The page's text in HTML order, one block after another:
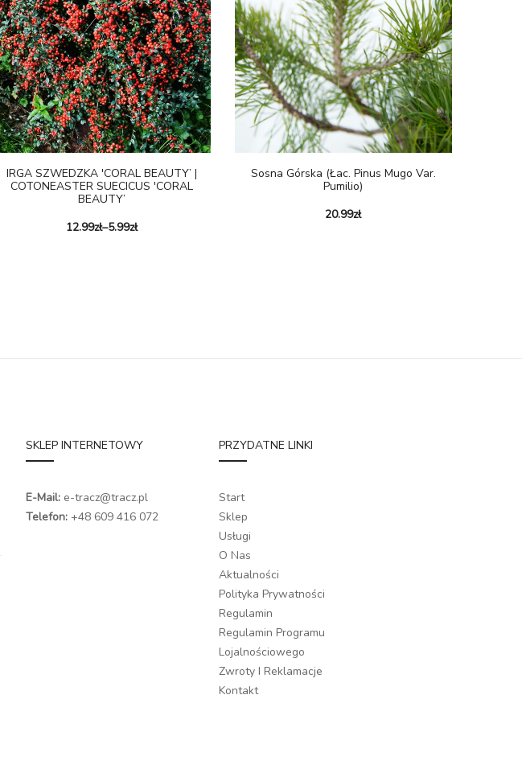
IRGA SZWEDZKA 'CORAL BEAUTY’ |
COTONEASTER SUECICUS 'CORAL
BEAUTY’
5.99zł
–
12.99zł
Sosna Górska (łac. Pinus Mugo Var.
Pumilio)
20.99zł
SKLEP INTERNETOWY
E-Mail: e-tracz@tracz.pl
Telefon: +48 609 416 072
PRZYDATNE LINKI
Start
Sklep
Usługi
O Nas
Aktualności
Polityka Prywatności
Regulamin
Regulamin Programu
Lojalnościowego
Zwroty I Reklamacje
Kontakt